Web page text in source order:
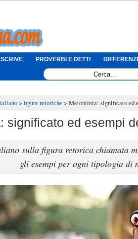
PROVERBI E DETTI
figure retoriche Metonimia: significato ed
significato ed esempi
sulla figura retorica chiamata
gli esempi per ogni tipologia di